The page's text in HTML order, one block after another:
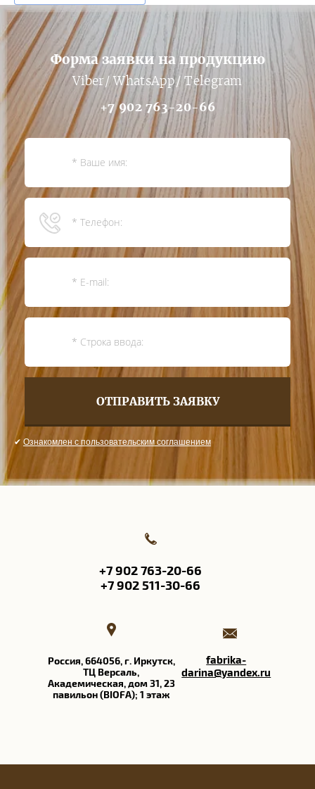
Форма заявки на продукцию
Viber/ WhatsApp/ Telegram
+7 902 763-20-66
ОТПРАВИТЬ ЗАЯВКУ
✔ Ознакомлен с пользовательским соглашением
+7 902 763-20-66
+7 902 511-30-66
Россия, 664056, г. Иркутск,
ТЦ Версаль​,
Академическая, дом 31, 23
павильон (BIOFA); 1 этаж
fabrika-
darina@yandex.ru